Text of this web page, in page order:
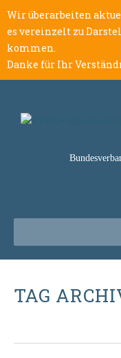
Wir überarbeiten
es vereinzelt zu
kommen.
Danke für Ihr
TAG